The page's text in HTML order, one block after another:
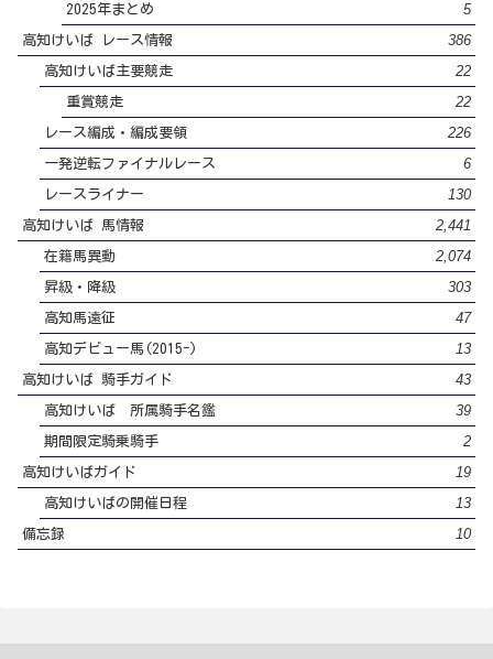
2025年まとめ 5
高知けいば レース情報 386
高知けいば主要競走 22
重賞競走 22
レース編成・編成要領 226
一発逆転ファイナルレース 6
レースライナー 130
高知けいば 馬情報 2,441
在籍馬異動 2,074
昇級・降級 303
高知馬遠征 47
高知デビュー馬(2015-) 13
高知けいば 騎手ガイド 43
高知けいば 所属騎手名鑑 39
期間限定騎乗騎手 2
高知けいばガイド 19
高知けいばの開催日程 13
備忘録 10